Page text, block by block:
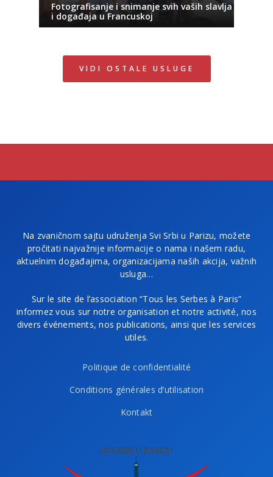
Fotografisanje i snimanje svih vaših slavlja
i događaja u Francuskoj
VIDI OSTALE USLUGE
Na zvaničnom sajtu udruženja Svi Srbi u Parizu, možete
pročitati najvažnije informacije o nama i našem radu,
aktuelnim događajima, organizacijama naših akcija, važnih
usluga…
Sur le site de l’association “Tous les Serbes à Paris”
informez vous sur notre organisation et notre activité, nos
divers événements, nos publications, ainsi que les services
utiles.
Politique de confidentialité
Conditions générales d’utilisation
Kontakt